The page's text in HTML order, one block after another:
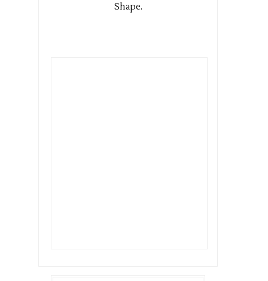
Shape.